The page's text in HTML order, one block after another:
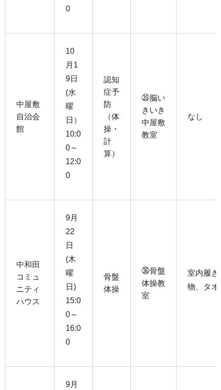
0
中屋敷
自治会
館
10
月1
9日
(水
曜
日）
10:0
0～
12:0
0
認知
症予
防
（体
操・
計
算）
㉟脳い
きいき
中屋敷
教室
なし
中和田
コミュ
ニティ
ハウス
9月
22
日
(木
曜
日)
15:0
0～
16:0
0
骨盤
体操
㊱骨盤
体操教
室
室内履き
物、タオ
9月